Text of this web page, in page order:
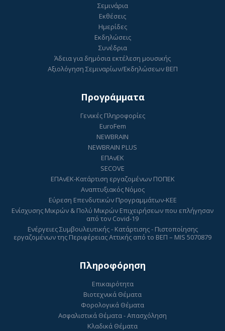
Σεμινάρια
Εκθέσεις
Ημερίδες
Εκδηλώσεις
Συνέδρια
Άδεια για δημόσια εκτέλεση μουσικής
Αξιολόγηση Σεμιναρίων/Εκδηλώσεων ΒΕΠ
Προγράμματα
Γενικές Πληροφορίες
EuroFem
NEWBRAIN
NEWBRAIN PLUS
ΕΠΑνΕΚ
SECOVE
ΕΠΑνΕΚ-Κατάρτιση εργαζομένων ΠΟΠΕΚ
Αναπτυξιακός Νόμος
Εύρεση Επενδυτικών Προγραμμάτων-ΚΕΕ
Ενίσχυσης Μικρών & Πολύ Μικρών Επιχειρήσεων που επλήγησαν
από τον Covid-19
Ενέργειες Συμβουλευτικής - Κατάρτισης - Πιστοποίησης
εργαζομένων της Περιφέρειας Αττικής από το ΒΕΠ – MIS 5070879
Πληροφόρηση
Επικαιρότητα
Βιοτεχνικά Θέματα
Φορολογικά Θέματα
Ασφαλιστικά Θέματα - Απασχόληση
Κλαδικά Θέματα